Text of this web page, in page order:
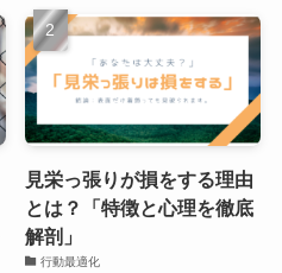
見栄っ張りが損をする理由
とは？「特徴と心理を徹底
解剖」
行動最適化